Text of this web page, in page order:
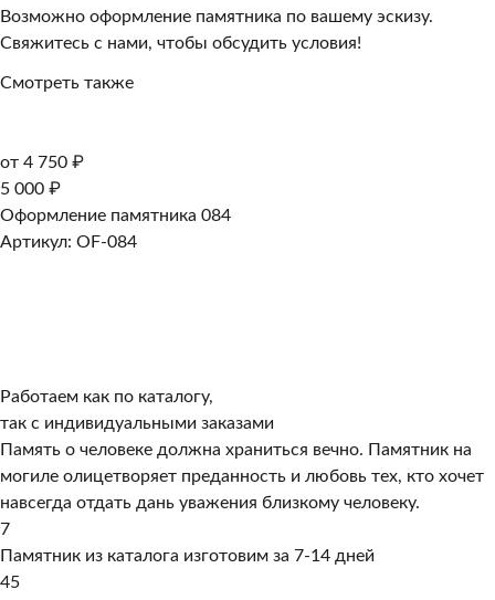
Возможно оформление памятника по вашему эскизу.
Свяжитесь с нами, чтобы обсудить условия!
Смотреть также
от 4 750 ₽
5 000 ₽
Оформление памятника 084
Артикул: OF-084
Работаем как по каталогу,
так с индивидуальными заказами
Память о человеке должна храниться вечно. Памятник на
могиле олицетворяет преданность и любовь тех, кто хочет
навсегда отдать дань уважения близкому человеку.
7
Памятник из каталога изготовим за 7-14 дней
45